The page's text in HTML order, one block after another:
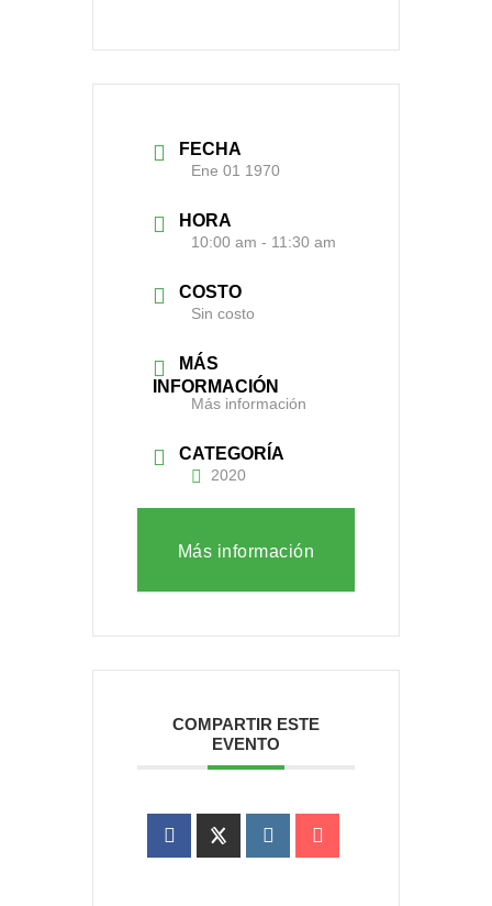
FECHA
Ene 01 1970
HORA
10:00 am - 11:30 am
COSTO
Sin costo
MÁS
INFORMACIÓN
Más información
CATEGORÍA
2020
Más información
COMPARTIR ESTE
EVENTO